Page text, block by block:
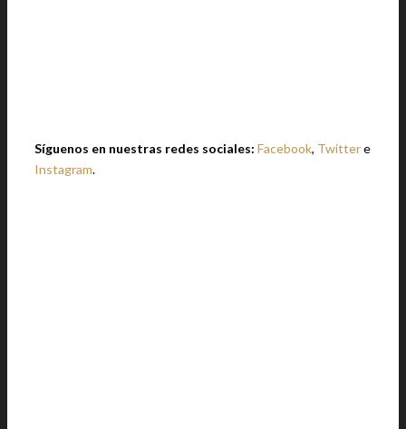
Síguenos en nuestras redes sociales: Facebook, Twittere
Instagram.